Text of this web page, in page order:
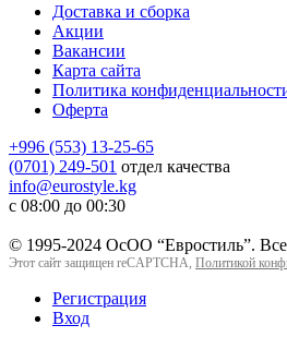
Доставка и сборка
Акции
Вакансии
Карта сайта
Политика
Оферта
+996 (553) 13-25-65
(0701) 249-501 отдел качества
info@eurostyle.kg
с 08:00 до 00:30
© 1995-2024 ОсОО “Евростиль”.
Этот сайт защищен reCAPTCHA, Политикой
Регистрация
Вход